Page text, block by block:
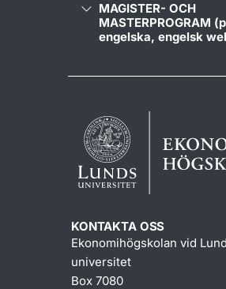
MAGISTER- OCH
MASTERPROGRAM
engelska, engelsk
KONTAKTA OSS
Ekonomihögskolan vid
universitet
Box 7080